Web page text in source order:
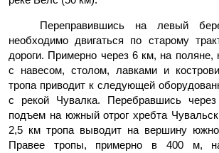
Переправившись на левый
необходимо двигаться по старому
дороги. Примерно через 6 км, на поляне,
с навесом, столом, лавками и
тропа приводит к следующей
с рекой Чувалка. Перебравшись через
подъем на южный отрог хребта
2,5 км тропа выводит на вершину
Правее тропы, примерно в 400 м,